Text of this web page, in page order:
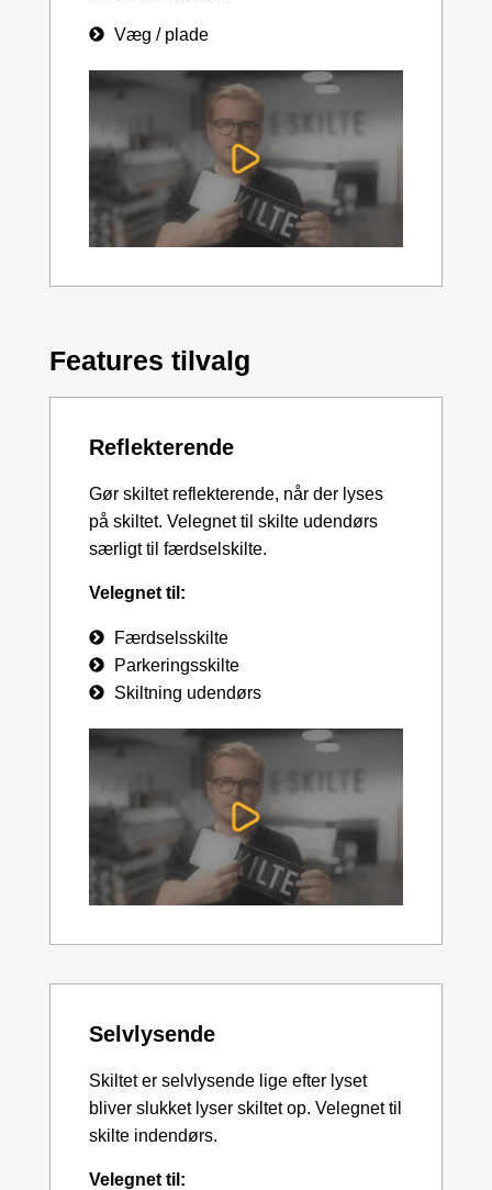
Væg / plade
Features tilvalg
Reflekterende
Gør skiltet reflekterende, når der lyses
på skiltet. Velegnet til skilte udendørs
særligt til færdselskilte.
Velegnet til:
Færdselsskilte
Parkeringsskilte
Skiltning udendørs
Selvlysende
Skiltet er selvlysende lige efter lyset
bliver slukket lyser skiltet op. Velegnet til
skilte indendørs.
Velegnet til: